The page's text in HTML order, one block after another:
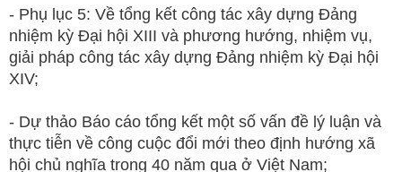
- Phụ lục 5: Về tổng kết công tác xây dựng Đảng
nhiệm kỳ Đại hội XIII và phương hướng, nhiệm vụ,
giải pháp công tác xây dựng Đảng nhiệm kỳ Đại hội
XIV;
- Dự thảo Báo cáo tổng kết một số vấn đề lý luận và
thực tiễn về công cuộc đổi mới theo định hướng xã
hội chủ nghĩa trong 40 năm qua ở Việt Nam;